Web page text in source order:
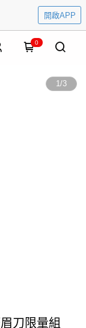
開啟APP
0
1/3
刀限量組